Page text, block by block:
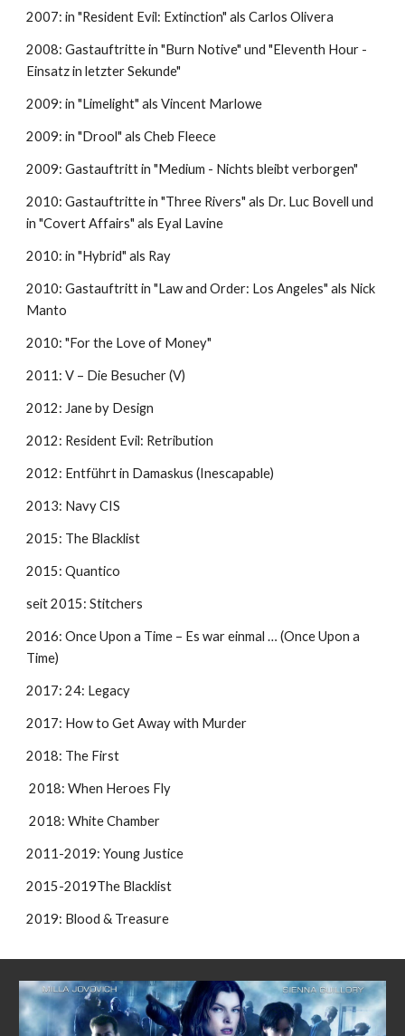
2007: in "Resident Evil: Extinction" als Carlos Olivera
2008: Gastauftritte in "Burn Notive" und "Eleventh Hour -
Einsatz in letzter Sekunde"
2009: in "Limelight" als Vincent Marlowe
2009: in "Drool" als Cheb Fleece
2009: Gastauftritt in "Medium - Nichts bleibt verborgen"
2010: Gastauftritte in "Three Rivers" als Dr. Luc Bovell und
in "Covert Affairs" als Eyal Lavine
2010: in "Hybrid" als Ray
2010: Gastauftritt in "Law and Order: Los Angeles" als Nick
Manto
2010: "For the Love of Money"
2011: V – Die Besucher (V)
2012: Jane by Design
2012: Resident Evil: Retribution
2012: Entführt in Damaskus (Inescapable)
2013: Navy CIS
2015: The Blacklist
2015: Quantico
seit 2015: Stitchers
2016: Once Upon a Time – Es war einmal … (Once Upon a
Time)
2017: 24: Legacy
2017: How to Get Away with Murder
2018: The First
2018: When Heroes Fly
2018: White Chamber
2011-2019: Young Justice
2015-2019The Blacklist
2019: Blood & Treasure